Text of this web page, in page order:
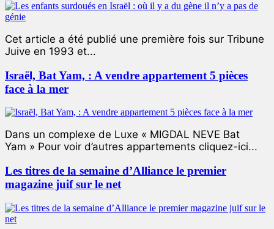
Cet article a été publié une première fois sur Tribune
Juive en 1993 et...
Israël, Bat Yam, : A vendre appartement 5 pièces
face à la mer
Dans un complexe de Luxe « MIGDAL NEVE Bat
Yam » Pour voir d’autres appartements cliquez-ici...
Les titres de la semaine d’Alliance le premier
magazine juif sur le net